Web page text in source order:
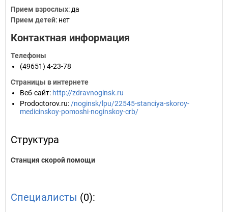
Прием взрослых: да
Прием детей: нет
Контактная информация
Телефоны
(49651) 4-23-78
Страницы в интернете
Веб-сайт: http://zdravnoginsk.ru
Prodoctorov.ru: /noginsk/lpu/22545-stanciya-skoroy-
medicinskoy-pomoshi-noginskoy-crb/
Структура
Станция скорой помощи
Специалисты (0):